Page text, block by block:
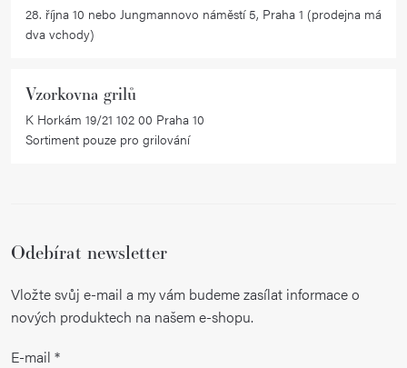
28. října 10 nebo Jungmannovo náměstí 5, Praha 1 (prodejna má
dva vchody)
Vzorkovna grilů
K Horkám 19/21 102 00 Praha 10
Sortiment pouze pro grilování
Odebírat newsletter
Vložte svůj e-mail a my vám budeme zasílat informace o
nových produktech na našem e-shopu.
E-mail